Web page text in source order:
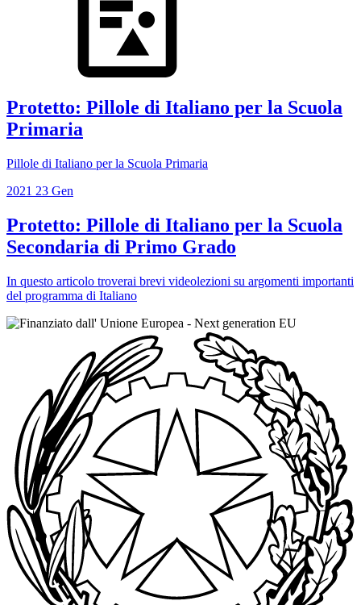
Protetto: Pillole di Italiano per la Scuola
Primaria
Pillole di Italiano per la Scuola Primaria
2021 23 Gen
Protetto: Pillole di Italiano per la Scuola
Secondaria di Primo Grado
In questo articolo troverai brevi videolezioni su argomenti importanti
del programma di Italiano